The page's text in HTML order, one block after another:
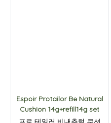
Espoir Protailor Be Natural
Cushion 14g+refill14g set